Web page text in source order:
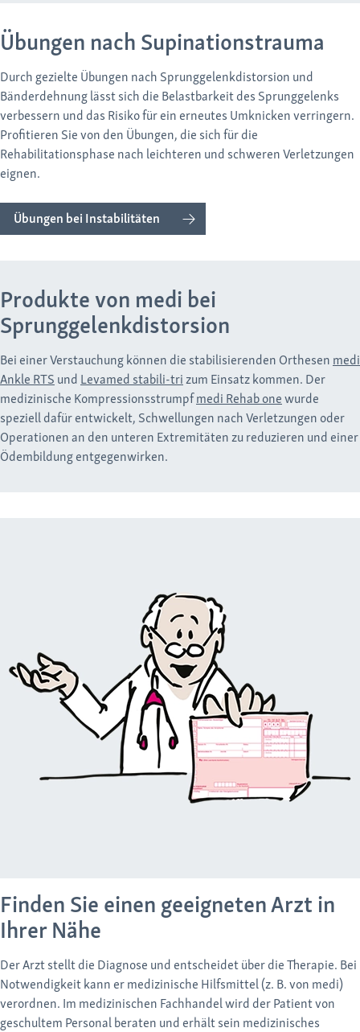
Übungen nach Supinationstrauma
Durch gezielte Übungen nach Sprunggelenkdistorsion und
Bänderdehnung lässt sich die Belastbarkeit des Sprunggelenks
verbessern und das Risiko für ein erneutes Umknicken verringern.
Profitieren Sie von den Übungen, die sich für die
Rehabilitationsphase nach leichteren und schweren Verletzungen
eignen.
Übungen bei Instabilitäten
Produkte von medi bei
Sprunggelenkdistorsion
Bei einer Verstauchung können die stabilisierenden Orthesen medi
Ankle RTS und Levamed stabili-trizum Einsatz kommen. Der
medizinische Kompressionsstrumpfmedi Rehab onewurde
speziell dafür entwickelt, Schwellungen nach Verletzungen oder
Operationen an den unteren Extremitäten zu reduzieren und einer
Ödembildung entgegenwirken.
Finden Sie einen geeigneten Arzt in
Ihrer Nähe
Der Arzt stellt die Diagnose und entscheidet über die Therapie. Bei
Notwendigkeit kann er medizinische Hilfsmittel (z. B. von medi)
verordnen. Im medizinischen Fachhandel wird der Patient von
geschultem Personal beraten und erhält sein medizinisches